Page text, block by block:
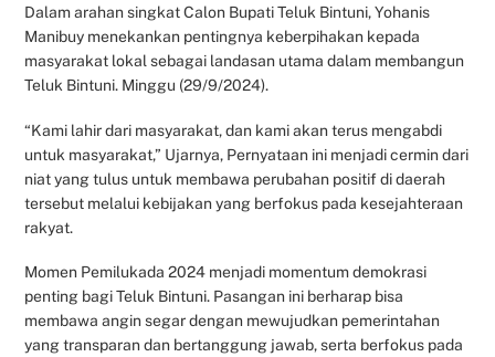
Dalam arahan singkat Calon Bupati Teluk Bintuni, Yohanis
Manibuy menekankan pentingnya keberpihakan kepada
masyarakat lokal sebagai landasan utama dalam membangun
Teluk Bintuni. Minggu (29/9/2024).
“Kami lahir dari masyarakat, dan kami akan terus mengabdi
untuk masyarakat,” Ujarnya, Pernyataan ini menjadi cermin dari
niat yang tulus untuk membawa perubahan positif di daerah
tersebut melalui kebijakan yang berfokus pada kesejahteraan
rakyat.
Momen Pemilukada 2024 menjadi momentum demokrasi
penting bagi Teluk Bintuni. Pasangan ini berharap bisa
membawa angin segar dengan mewujudkan pemerintahan
yang transparan dan bertanggung jawab, serta berfokus pada